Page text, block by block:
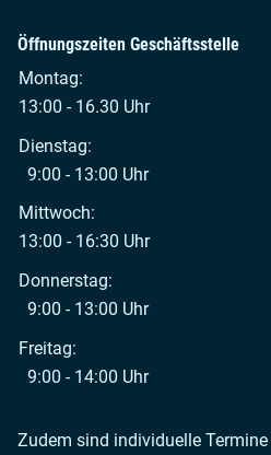
Öffnungszeiten Geschäftsstelle
Montag:
13:00 - 16.30 Uhr
Dienstag:
9:00 - 13:00 Uhr
Mittwoch:
13:00 - 16:30 Uhr
Donnerstag:
9:00 - 13:00 Uhr
Freitag:
9:00 - 14:00 Uhr
Zudem sind individuelle